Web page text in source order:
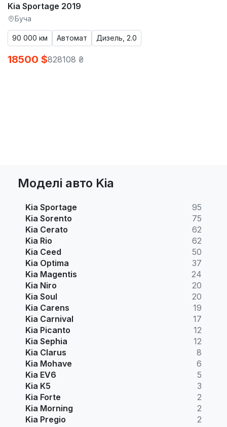
Kia Sportage 2019
Буча
90 000 км Автомат Дизель, 2.0
18500 $828108 ₴
Моделі авто Kia
Kia Sportage
95
Kia Sorento
75
Kia Cerato
62
Kia Rio
62
Kia Ceed
50
Kia Optima
37
Kia Magentis
24
Kia Niro
20
Kia Soul
20
Kia Carens
19
Kia Carnival
17
Kia Picanto
12
Kia Sephia
12
Kia Clarus
8
Kia Mohave
6
Kia EV6
5
Kia K5
3
Kia Forte
2
Kia Morning
2
Kia Pregio
2